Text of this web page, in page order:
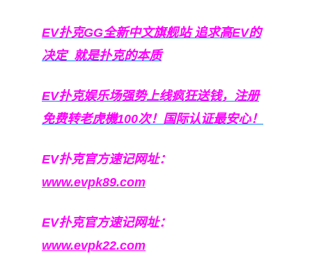
EV扑克GG全新中文旗舰站追求高EV的
决定 就是扑克的本质
EV扑克娱乐场强势上线疯狂送钱，注册
免费转老虎機100次！国际认证最安心！
EV扑克官方速记网址：
www.evpk89.com
EV扑克官方速记网址：
www.evpk22.com